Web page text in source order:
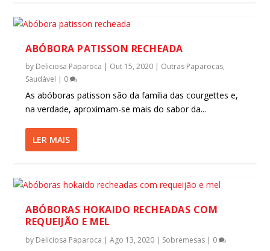
ABÓBORA PATISSON RECHEADA
by Deliciosa Paparoca | Out 15, 2020 | Outras Paparocas,
Saudável | 0
As abóboras patisson são da família das courgettes e,
na verdade, aproximam-se mais do sabor da...
LER MAIS
ABÓBORAS HOKAIDO RECHEADAS COM
REQUEIJÃO E MEL
by Deliciosa Paparoca |Ago 13, 2020 | Sobremesas | 0